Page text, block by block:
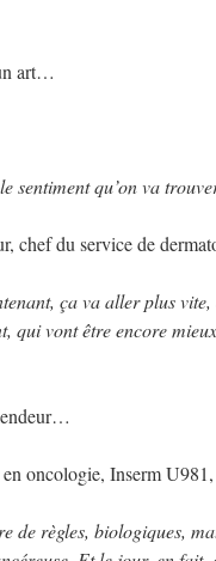
art…
sentiment qu’on va
chef du service de
ça va aller plus
qui vont être encore
oncologie, Inserm
de règles, biologiques,